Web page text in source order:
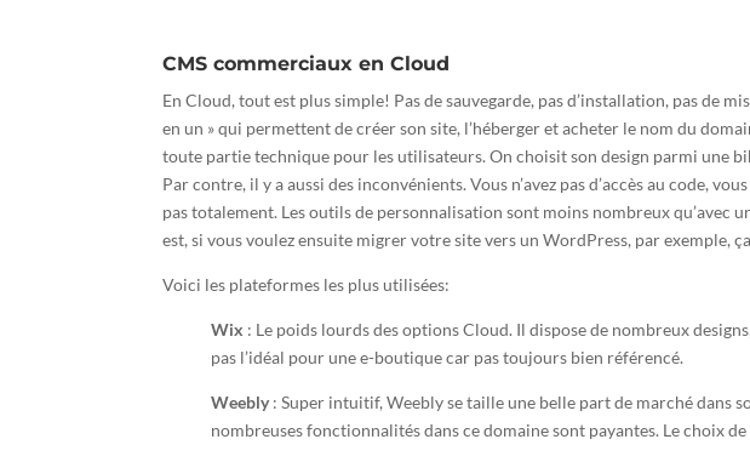
CMS commerciaux en Cloud
En Cloud, tout est plus simple! Pas de sauvegarde, pas d’installation, pas de
en un » qui permettent de créer son site, l’héberger et acheter le nom du
toute partie technique pour les utilisateurs. On choisit son design parmi une
Par contre, il y a aussi des inconvénients. Vous n’avez pas d’accès au code,
pas totalement. Les outils de personnalisation sont moins nombreux qu’avec
est, si vous voulez ensuite migrer votre site vers un WordPress, par exemple,
Voici les plateformes les plus utilisées:
Wix : Le poids lourds des options Cloud. Il dispose de nombreux
pas l’idéal pour une e-boutique car pas toujours bien référencé.
Weebly: Super intuitif, Weebly se taille une belle part de marché dans
nombreuses fonctionnalités dans ce domaine sont payantes. Le choix